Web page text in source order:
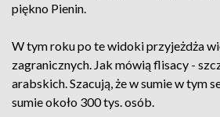
piękno Pienin.
W tym roku po te widoki przyjeżdża
zagranicznych. Jak mówią flisacy -
arabskich. Szacują, że w sumie w tym
sumie około 300 tys. osób.